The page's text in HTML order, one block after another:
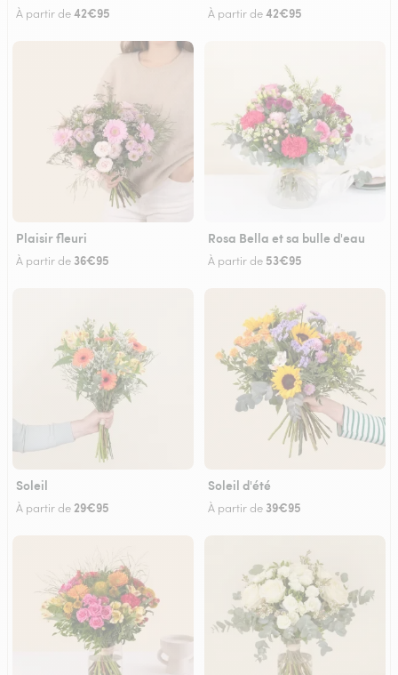
À partir de42€95 À partir de42€95
Plaisir fleuri
À partir de 36€95
Rosa Bella et sa bulle d'eau
À partir de 53€95
Soleil
À partir de29€95
Soleil d'été
À partir de 39€95